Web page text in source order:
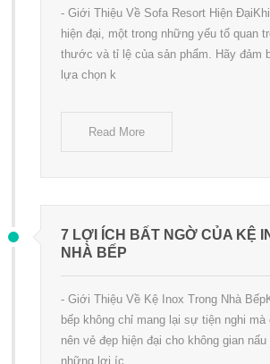
- Giới Thiệu Về Sofa Resort Hiện
hiện đại, một trong những yếu tố quan
thước và tỉ lệ của sản phẩm. Hãy đảm
lựa chọn k
Read More
7 LỢI ÍCH BẤT NGỜ CỦA KỆ
NHÀ BẾP
- Giới Thiệu Về Kệ Inox Trong Nhà
bếp không chỉ mang lại sự tiện nghi mà
nên vẻ đẹp hiện đại cho không gian
những lợi íc